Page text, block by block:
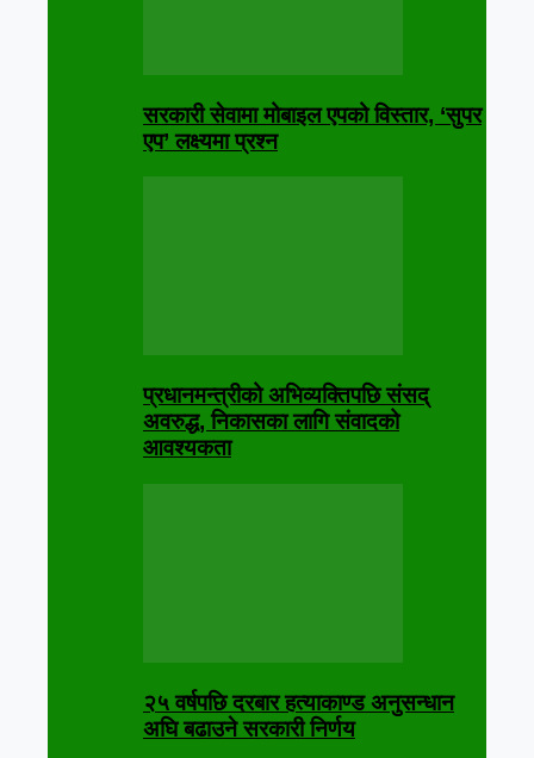
सरकारी सेवामा मोबाइल एपको विस्तार, ‘सुपर
एप’ लक्ष्यमा प्रश्न
प्रधानमन्त्रीको अभिव्यक्तिपछि संसद्
अवरुद्ध, निकासका लागि संवादको
आवश्यकता
२५ वर्षपछि दरबार हत्याकाण्ड अनुसन्धान
अघि बढाउने सरकारी निर्णय